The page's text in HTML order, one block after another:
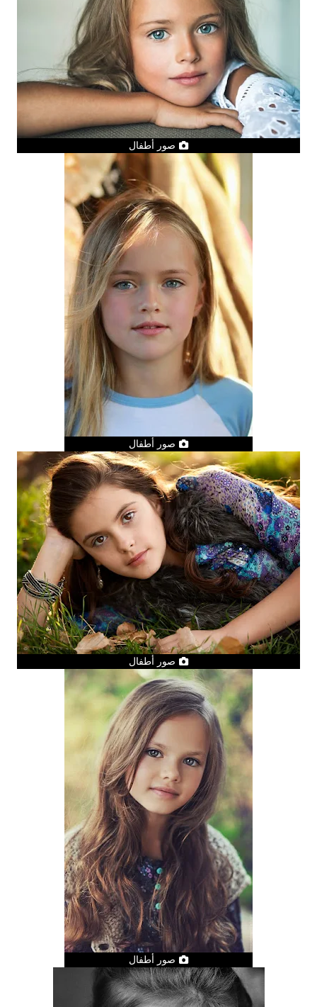
صور أطفال
صور أطفال
صور أطفال
صور أطفال